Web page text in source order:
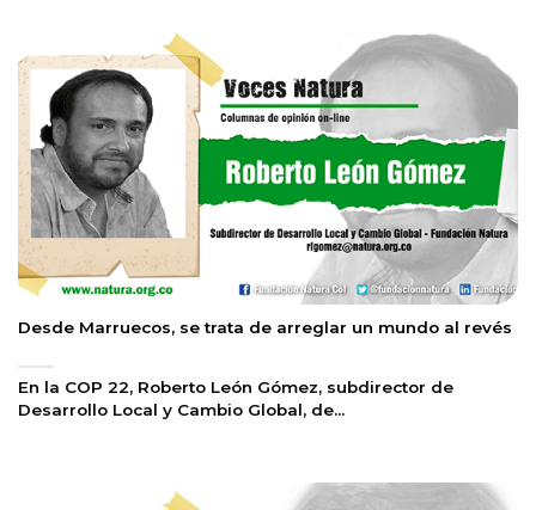
Desde Marruecos, se trata de arreglar un mundo al revés
En la COP 22, Roberto León Gómez, subdirector de
Desarrollo Local y Cambio Global, de...